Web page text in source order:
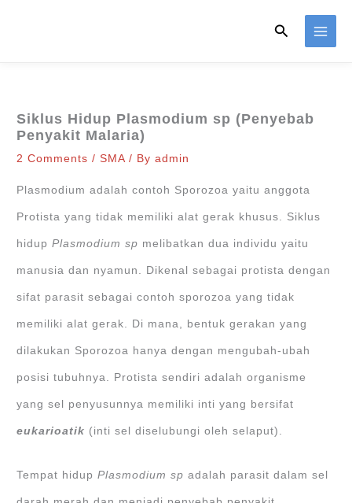
Search
Siklus Hidup Plasmodium sp (Penyebab
Penyakit Malaria)
2 Comments /SMA/ Byadmin
Plasmodium adalah contoh Sporozoa yaitu anggota
Protista yang tidak memiliki alat gerak khusus. Siklus
hidupPlasmodium sp melibatkan dua individu yaitu
manusia dan nyamun. Dikenal sebagai protista dengan
sifat parasit sebagai contoh sporozoa yang tidak
memiliki alat gerak. Di mana, bentuk gerakan yang
dilakukan Sporozoa hanya dengan mengubah-ubah
posisi tubuhnya. Protista sendiri adalah organisme
yang sel penyusunnya memiliki inti yang bersifat
eukarioatik (inti sel diselubungi oleh selaput).
Tempat hidupPlasmodium sp adalah parasit dalam sel